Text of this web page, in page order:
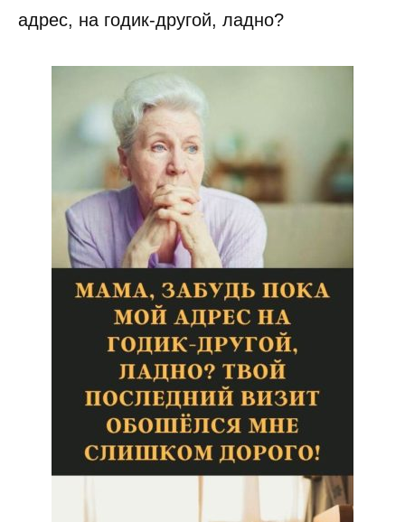
адрес, на годик-другой, ладно?